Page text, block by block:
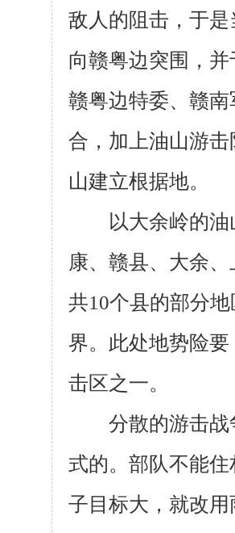
敌人的阻击，于
向赣粤边突围，
赣粤边特委、赣
合，加上油山游
山建立根据地。
以大余岭的油
康、赣县、大余
共10个县的部分
界。此处地势险
击区之一。
分散的游击战
式的。部队不能
子目标大，就改